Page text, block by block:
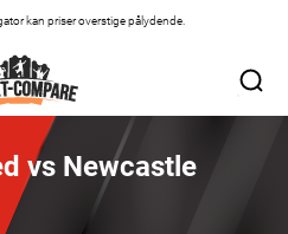
kan priser overstige pålydende.
vs Newcastle